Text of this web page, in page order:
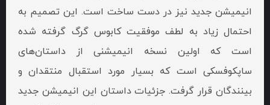
انیمیشن جدید نیز در دست ساخت است. این تصمیم به
احتمال زیاد به لطف موفقیت کابوس گرگ گرفته شده
است که اولین نسخه انیمیشنی از داستان‌های
ساپکوفسکی است که بسیار مورد استقبال منتقدان و
بینندگان قرار گرفت. جزئیات داستان این انیمیشن جدید